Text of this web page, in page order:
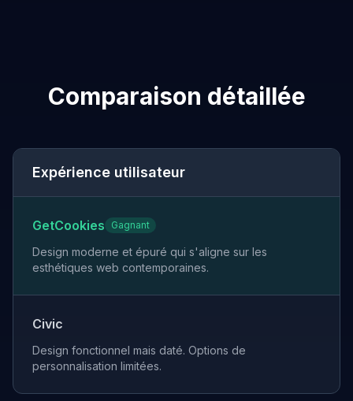
Comparaison détaillée
Expérience utilisateur
GetCookies Gagnant
Design moderne et épuré qui s'aligne sur les
esthétiques web contemporaines.
Civic
Design fonctionnel mais daté. Options de
personnalisation limitées.